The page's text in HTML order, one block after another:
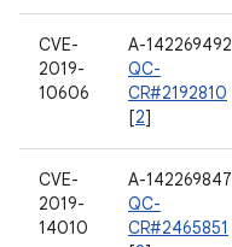
CVE-
2019-
10606
A-142269492
QC-
CR#2192810
[2]
CVE-
2019-
14010
A-142269847
QC-
CR#2465851